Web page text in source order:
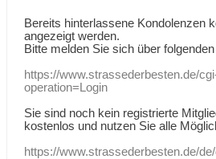
Bereits hinterlassene Kondolenzen
angezeigt werden.
Bitte melden Sie sich über
https://www.strassederbesten.de/
operation=Login
Sie sind noch kein registrierte
kostenlos und nutzen Sie alle
https://www.strassederbesten.de/